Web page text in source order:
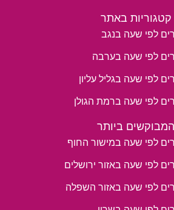
קטגוריות באתר
לפי שעה בנגב
לפי שעה בערבה
לפי שעה בגליל עליון
לפי שעה ברמת הגולן
המבוקשים ביותר
לפי שעה במישור החוף
לפי שעה באזור ירושלים
לפי שעה באזור השפלה